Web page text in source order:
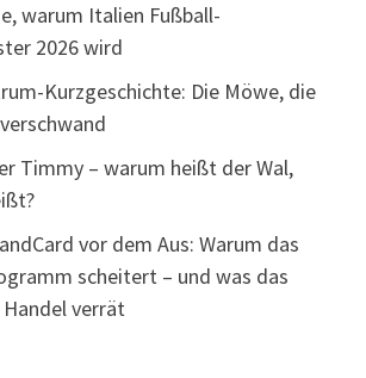
warum Italien Fußball-
2026 wird
Kurzgeschichte: Die Möwe, die
Timmy – warum heißt der Wal,
vor dem Aus: Warum das
scheitert – und was das
verrät